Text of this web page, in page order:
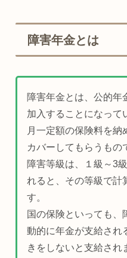
障害年金とは
障害年金とは、公的年
加入することになって
月一定額の保険料を納
カバーしてもらうもの
障害等級は、１級～3
れると、その等級で計
す。
国の保険といっても、
動的に年金が支給され
きをしないと支給され